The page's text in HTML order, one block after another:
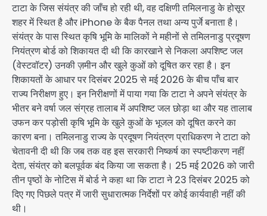
टाटा के जिस संयंत्र की जाँच हो रही थी, वह दक्षिणी तमिलनाडु के होसूर
शहर में स्थित है और iPhone के बैक पैनल तथा अन्य पुर्जे बनाता है।
संयंत्र के पास स्थित कृषि भूमि के मालिकों ने महीनों से तमिलनाडु प्रदूषण
नियंत्रण बोर्ड को शिकायत दी थी कि कारखाने से निकला अपशिष्ट जल
(वेस्टवॉटर) उनकी ज़मीन और खुले कुओं को दूषित कर रहा है। इन
शिकायतों के आधार पर दिसंबर 2025 से मई 2026 के बीच पाँच बार
राज्य निरीक्षण हुए। इन निरीक्षणों में पाया गया कि टाटा ने अपने संयंत्र के
भीतर बने वर्षा जल संग्रह तालाब में अपशिष्ट जल छोड़ा था और यह तालाब
उफन कर पड़ोसी कृषि भूमि के खुले कुओं के भूजल को दूषित करने का
कारण बना। तमिलनाडु राज्य के प्रदूषण नियंत्रण प्राधिकरण ने टाटा को
चेतावनी दी थी कि जब तक वह इस सरकारी निष्कर्ष का स्पष्टीकरण नहीं
देता, संयंत्र को बलपूर्वक बंद किया जा सकता है। 25 मई 2026 को जारी
तीन पृष्ठों के नोटिस में बोर्ड ने कहा था कि टाटा ने 23 दिसंबर 2025 को
दिए गए पिछले पत्र में जारी सुधारात्मक निर्देशों पर कोई कार्यवाही नहीं की
थी।